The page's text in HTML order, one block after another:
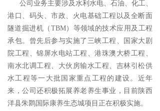
ꄷ 专利科研
ꄷ 高新技术
新闻中心
ꄷ 中标信息
公司业务主要涉及水利水电、石油、化工、
港口、码头、市政、火电基础工程以及全断面
隧道掘进机（TBM）等领域的技术应用及工程
承包。曾先后参与实施了三峡工程、国家大剧
院工程、锦屏水电站工程、港珠澳大桥工程、
南水北调工程、大伙房输水工程、吉林引松供
水工程等一大批国家重点工程的建设。近年
来，公司还积极拓展养老养生事业，目前陕西
洋县朱鹮国际康养生态城项目正在积极实施。